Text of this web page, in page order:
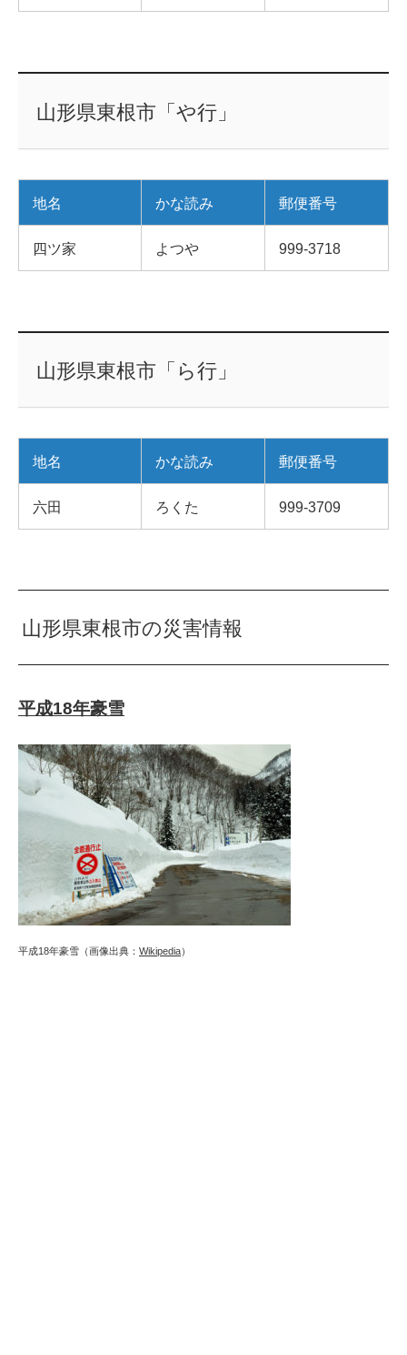
山形県東根市「や行」
地名 かな読み 郵便番号
四ツ家 よつや 999-3718
山形県東根市「ら行」
地名 かな読み 郵便番号
六田 ろくた 999-3709
山形県東根市の災害情報
平成18年豪雪
平成18年豪雪（画像出典： Wikipedia）